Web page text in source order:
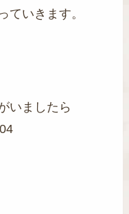
ていきます。
いましたら